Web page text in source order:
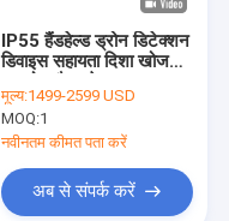
IP55 हैंडहेल्ड ड्रोन डिटेक्शन
डिवाइस सहायता दिशा खोज
मूल्य:1499-2599 USD
MOQ:1
नवीनतम कीमत पता करें
अब से संपर्क करें